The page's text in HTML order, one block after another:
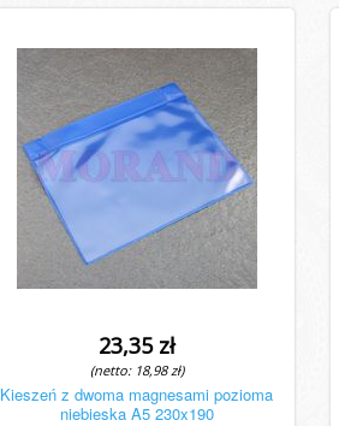
23,35 zł
(netto: 18,98 zł)
Kieszeń z dwoma magnesami pozioma
niebieska A5 230x190